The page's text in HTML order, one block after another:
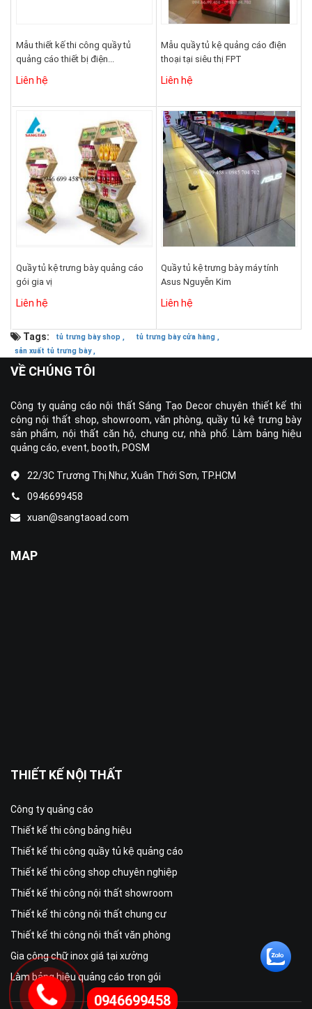
Mẫu thiết kế thi công quầy tủ
quảng cáo thiết bị điện...
Liên hệ
Mẫu quầy tủ kệ quảng cáo điện
thoại tại siêu thị FPT
Liên hệ
Quầy tủ kệ trưng bày quảng cáo
gói gia vị
Liên hệ
Quầy tủ kệ trưng bày máy tính
Asus Nguyễn Kim
Liên hệ
Tags: tủ trưng bày shop ,
tủ trưng bày cửa hàng ,
sản xuất tủ trưng bày ,
VỀ CHÚNG TÔI
Công ty quảng cáo nội thất Sáng Tạo Decor chuyên thiết kế thi
công nội thất shop, showroom, văn phòng, quầy tủ kệ trưng bày
sản phẩm, nội thất căn hộ, chung cư, nhà phố. Làm bảng hiệu
quảng cáo, event, booth, POSM
22/3C Trương Thị Như, Xuân Thới Sơn, TP.HCM
0946699458
xuan@sangtaoad.com
MAP
THIẾT KẾ NỘI THẤT
Công ty quảng cáo
Thiết kế thi công bảng hiệu
Thiết kế thi công quầy tủ kệ quảng cáo
Thiết kế thi công shop chuyên nghiệp
Thiết kế thi công nội thất showroom
Thiết kế thi công nội thất chung cư
Thiết kế thi công nội thất văn phòng
Gia công chữ inox giá tại xưởng
Làm bảng hiệu quảng cáo trọn gói
0946699458